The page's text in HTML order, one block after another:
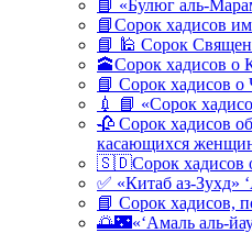
📘 «Булюг аль-
📘Сорок хадисов
📘 🕌 Сорок
🕋Сорок хадисов о
📘 Сорок хадисов о
💉 📘 «Сорок
🥀 Сорок хадисов
касающихся
🇸🇩Сорок хадисов
✅ «Китаб аз-Зухд»
📘 Сорок хадисов,
🌅🌃«‘Амаль аль-